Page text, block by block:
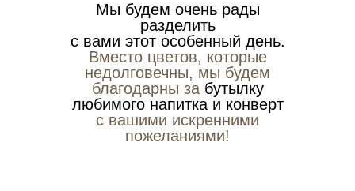
Мы будем очень рады
разделить
с вами этот особенный день.
Вместо цветов, которые
недолговечны, мы будем
благодарны за бутылку
любимого напитка и конверт
с вашими искренними
пожеланиями!